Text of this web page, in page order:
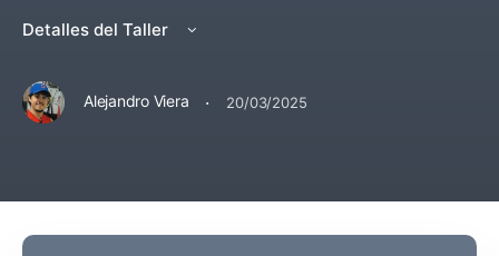
Detalles del Taller
Alejandro Viera · 20/03/2025